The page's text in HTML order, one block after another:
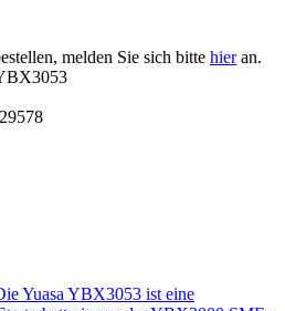
melden Sie sich bitte hieran.
Yuasa YBX3053 ist eine